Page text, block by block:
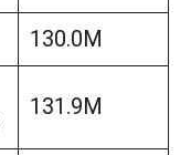
130.0M
131.9M